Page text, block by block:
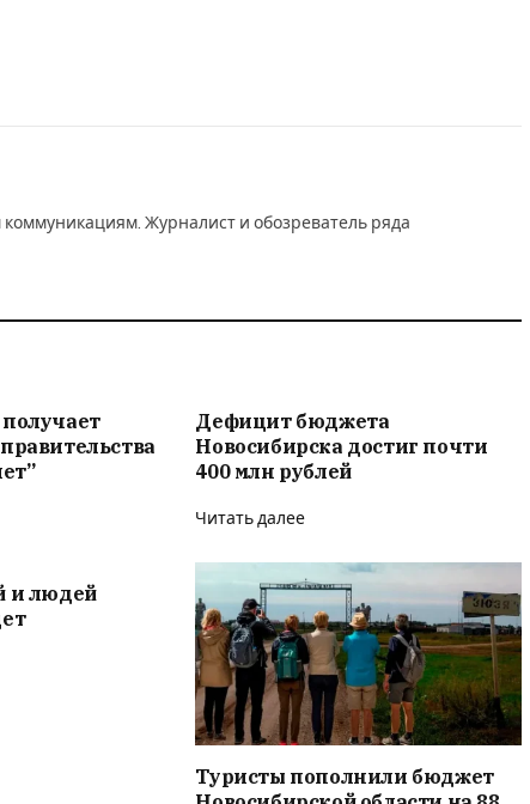
Журналист и обозреватель ряда
Дефицит бюджета
Новосибирска достиг почти
400 млн рублей
Читать далее
и людей
Туристы пополнили бюджет